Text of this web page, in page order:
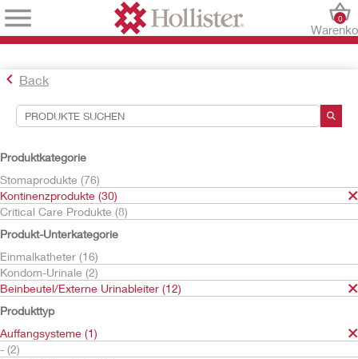
0
Back
Produktkategorie
Stomaprodukte (76)
Kontinenzprodukte (30)
Critical Care Produkte (8)
Produkt-Unterkategorie
Einmalkatheter (16)
Kondom-Urinale (2)
Beinbeutel/Externe Urinableiter (12)
Produkttyp
Auffangsysteme (1)
- (2)
Suchwerkzeuge
Ihre Auswahl:
Kontinenzprodukte
Beinbeutel/Externe Urinableiter
Auffangsysteme
Ihre Auswahl hat
Ergebnisse ergeben
Sortieren nach: